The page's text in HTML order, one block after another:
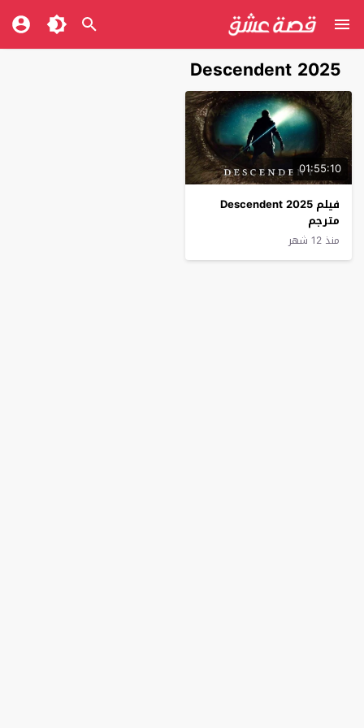
Descendent 2025
01:55:10
فيلم Descendent 2025
مترجم
منذ 12 شهر